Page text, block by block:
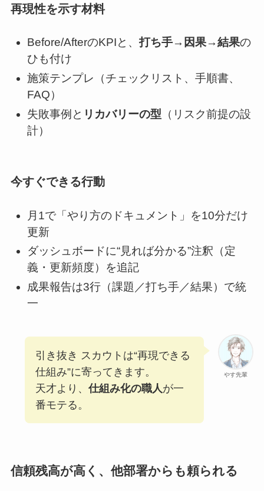
再現性を示す材料
Before/AfterのKPIと、打ち手→因果→結果の
ひも付け
施策テンプレ（チェックリスト、手順書、
FAQ）
失敗事例と リカバリーの型 （リスク前提の設
計）
今すぐできる行動
月1で「やり方のドキュメント」を10分だけ
更新
ダッシュボードに“見れば分かる”注釈（定
義・更新頻度）を追記
成果報告は3行（課題／打ち手／結果）で統
一
やす先輩
引き抜き スカウトは“再現できる
仕組み”に寄ってきます。
天才より、 仕組み化の職人 が一
番モテる。
信頼残高が高く、他部署からも頼られる